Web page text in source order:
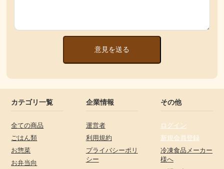
意見を送る
カテゴリ一覧
全ての商品
ごはん類
お惣菜
お弁当向
企業情報
運営者
利用規約
プライバシーポリ
シー
その他
ログイン
新規会員登録
冷凍食品メーカー
様へ